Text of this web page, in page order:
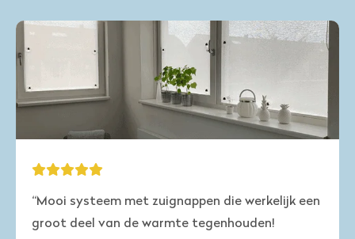
“Mooi systeem met zuignappen die werkelijk een
groot deel van de warmte tegenhouden!